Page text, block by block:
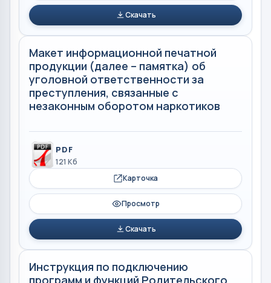
Скачать
Макет информационной печатной
продукции (далее – памятка) об
уголовной ответственности за
преступления, связанные с
незаконным оборотом наркотиков
PDF
121 Кб
Карточка
Просмотр
Скачать
Инструкция по подключению
программ и функций Родительского